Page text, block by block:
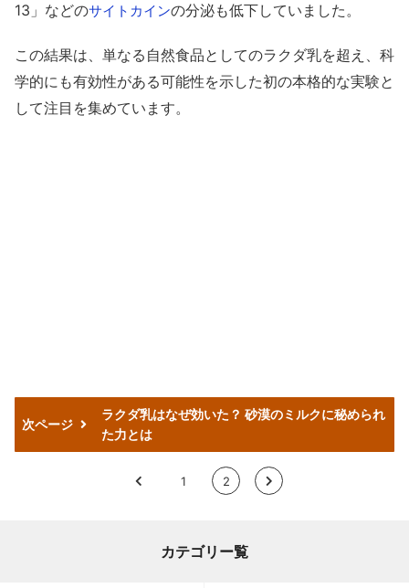
13」などのサイトカインの分泌も低下していました。
この結果は、単なる自然食品としてのラクダ乳を超え、科
学的にも有効性がある可能性を示した初の本格的な実験と
して注目を集めています。
次ページ
ラクダ乳はなぜ効いた？ 砂漠のミルクに秘められ
た力とは
< 1 2 >
カテゴリー覧